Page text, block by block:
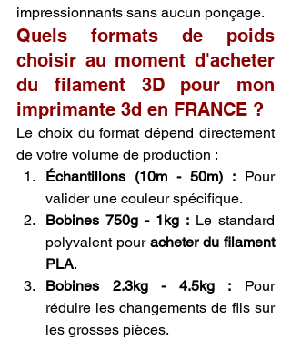
impressionnants sans aucun ponçage.
Quels formats de poids
choisir au moment d'acheter
du filament 3D pour mon
imprimante 3d en FRANCE ?
Le choix du format dépend directement
de votre volume de production :
Échantillons (10m - 50m) : Pour
valider une couleur spécifique.
Bobines 750g - 1kg : Le standard
polyvalent pour acheter du filament
PLA.
Bobines 2.3kg - 4.5kg : Pour
réduire les changements de fils sur
les grosses pièces.